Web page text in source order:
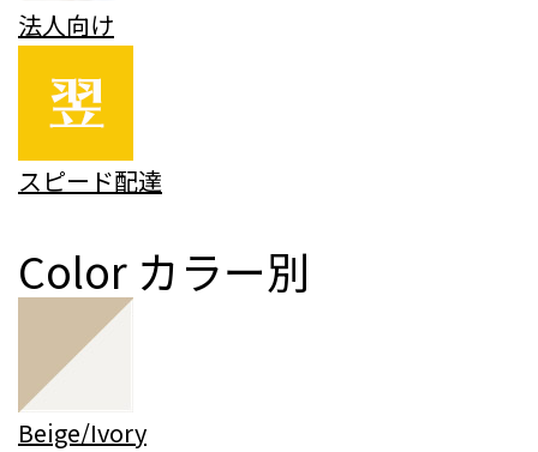
法人向け
スピード配達
Color カラー別
Beige/Ivory